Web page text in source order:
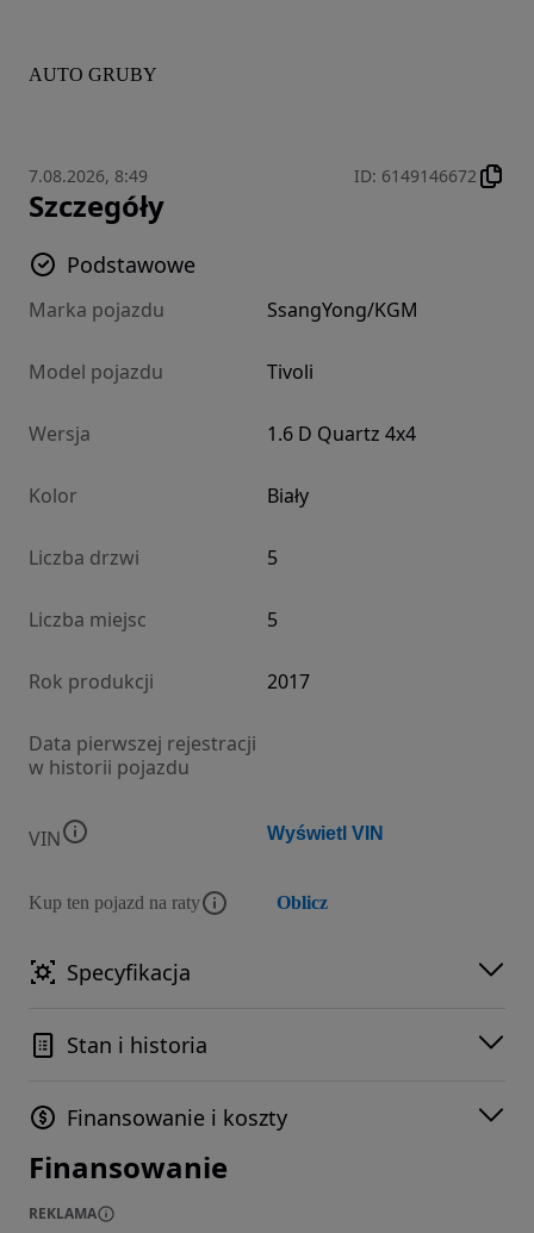
AUTO GRUBY
7.08.2026, 8:49 ID: 6149146672
Szczegóły
Podstawowe
Marka pojazdu SsangYong/KGM
Model pojazdu Tivoli
Wersja 1.6 D Quartz 4x4
Kolor Biały
Liczba drzwi 5
Liczba miejsc 5
Rok produkcji 2017
Data pierwszej rejestracji
w historii pojazdu
VIN Wyświetl VIN
Kup ten pojazd na raty Oblicz
Specyfikacja
Stan i historia
Finansowanie i koszty
Finansowanie
REKLAMA